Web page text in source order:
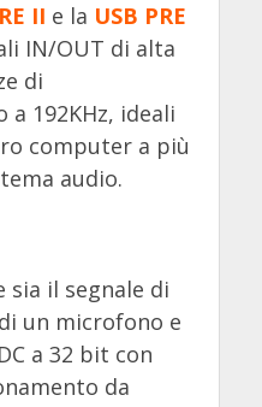
RE II e la USB PRE
IN/OUT di alta
di
192KHz, ideali
computer a più
audio.
sia il segnale di
un microfono e
a 32 bit con
da